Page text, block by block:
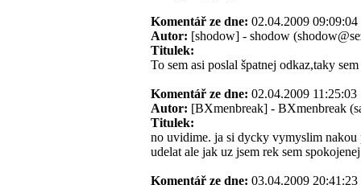
Komentář ze dne: 02.04.2009
Autor: [shodow] - shodow
Titulek:
To sem asi poslal špatnej odkaz,taky
Komentář ze dne: 02.04.2009
Autor: [BXmenbreak] - BXmenbreak
Titulek:
no uvidime. ja si dycky vymyslim nakou
udelat ale jak uz jsem rek sem
Komentář ze dne: 03.04.2009